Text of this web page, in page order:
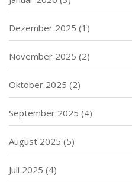
Dezember 2025 (1)
November 2025 (2)
Oktober 2025 (2)
September 2025 (4)
August 2025 (5)
Juli 2025 (4)